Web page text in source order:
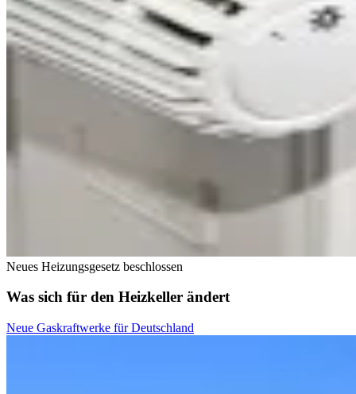
Neues Heizungsgesetz beschlossen
Was sich für den Heizkeller ändert
Neue Gaskraftwerke für Deutschland